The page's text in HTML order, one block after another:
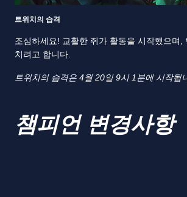
트위치의 습격
조심하세요! 교활한 쥐가 활동을 시작했으며,
치려고 합니다.
트위치의 습격은 4월 20일 9시 1분에 시작됩
챔피언 변경사항